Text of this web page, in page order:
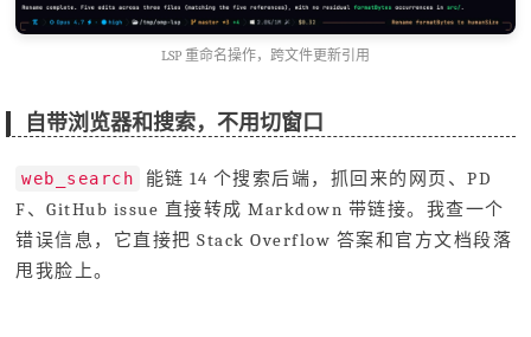
LSP 重命名操作，跨文件更新引用
自带浏览器和搜索，不用切窗口
web_search
能链 14 个搜索后端，抓回来的网页、PD
F、GitHub issue 直接转成 Markdown 带链接。我查一个
错误信息，它直接把 Stack Overflow 答案和官方文档段落
甩我脸上。